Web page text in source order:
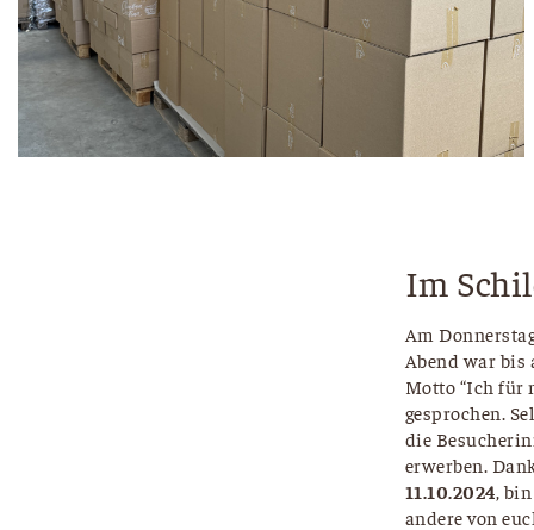
Im
Am
Abend war bis
Motto “Ich für
gesprochen.
die
erwerben.
11.10.2024 ,
andere von